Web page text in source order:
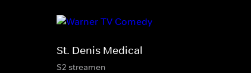
St. Denis Medical
S2 streamen